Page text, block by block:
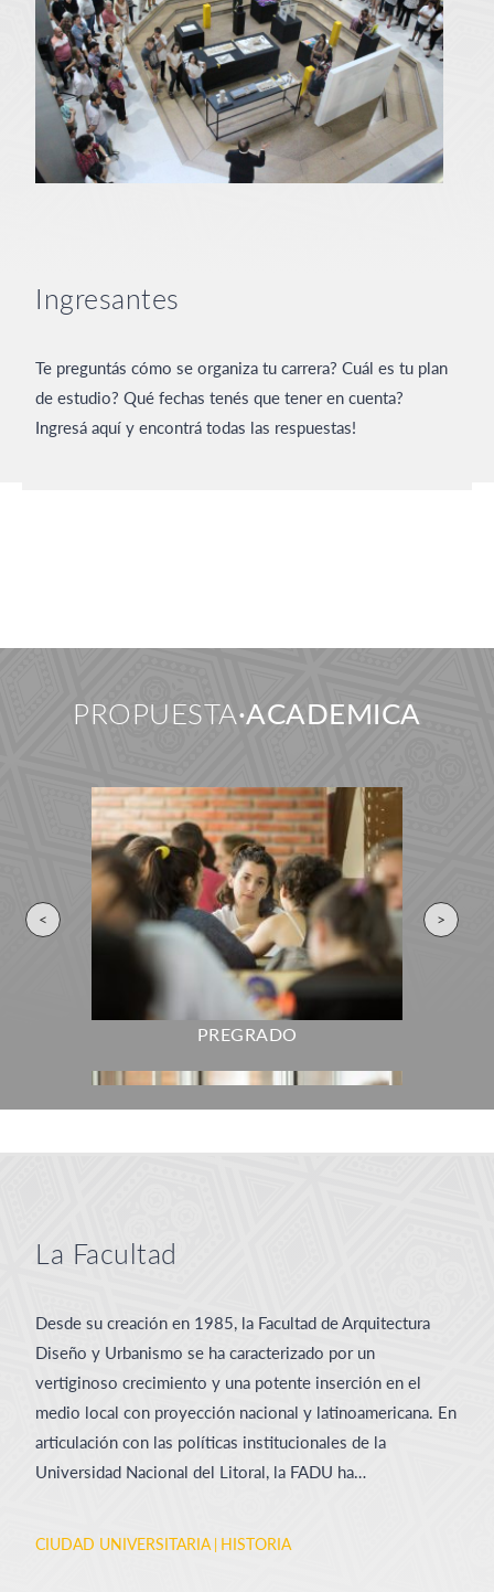
Ingresantes
Te preguntás cómo se organiza tu carrera? Cuál es tu plan
de estudio? Qué fechas tenés que tener en cuenta?
Ingresá aquí y encontrá todas las respuestas!
PROPUESTA ACADEMICA
<
PREGRADO
GRADO
>
La Facultad
Desde su creación en 1985, la Facultad de Arquitectura
Diseño y Urbanismo se ha caracterizado por un
vertiginoso crecimiento y una potente inserción en el
medio local con proyección nacional y latinoamericana. En
articulación con las políticas institucionales de la
Universidad Nacional del Litoral, la FADU ha…
CIUDAD UNIVERSITARIA HISTORIA